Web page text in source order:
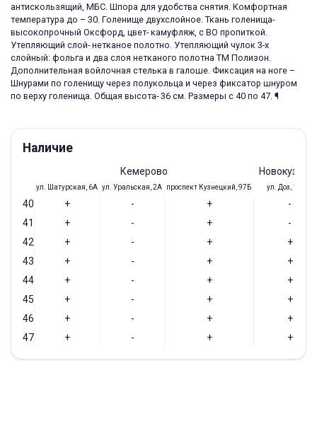
антискользящий, МБС. Шпора для удобства снятия. Комфортная
температура до – 30. Голенище двухслойное. Ткань голенища-
высокопрочный Оксфорд, цвет- камуфляж, с ВО пропиткой.
Утепляющий слой- нетканое полотно. Утепляющий чулок 3-х
слойный: фольга и два слоя нетканого полотна ТМ Полизон.
Дополнительная войлочная стелька в галоше. Фиксация на ноге –
Шнурами по голенищу через полукольца и через фиксатор шнуром
по верху голенища. Общая высота- 36 см. Размеры с 40 по 47. ¶
Наличие
Кемерово
ул. Шатурская, 6А ул. Уральская, 2А проспект Кузнецкий, 97Б ул. Доз, 19/28
40 + - +
-
41
+ - +
-
42
+ - +
+
43
+ - +
+
44
+ - +
+
45
+ - +
+
46
+ - +
+
47
+ - + +